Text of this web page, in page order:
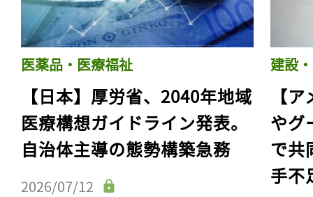
医薬品・医療福祉
【日本】厚労省、2040年地域
医療構想ガイドライン発表。
自治体主導の態勢構築急務
2026/07/12
建設
【
やグ
で共
手不